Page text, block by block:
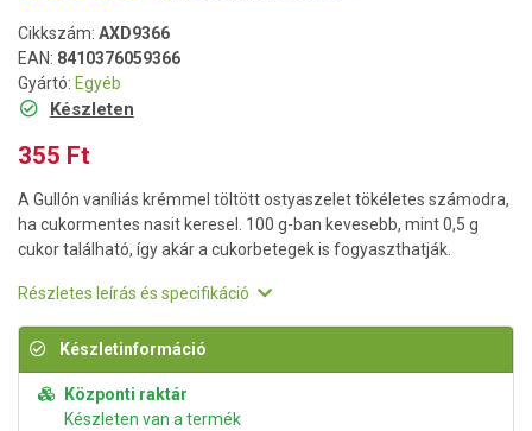
Cikkszám: AXD9366
EAN: 8410376059366
Gyártó: Egyéb
Készleten
355 Ft
A Gullón vaníliás krémmel töltött ostyaszelet tökéletes számodra,
ha cukormentes nasit keresel. 100 g-ban kevesebb, mint 0,5 g
cukor található, így akár a cukorbetegek is fogyaszthatják.
Részletes leírás és specifikáció
Készletinformáció
Központi raktár
Készleten van a termék